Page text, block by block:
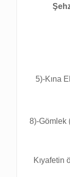
5)-Kına
8)-Gömlek
Kıyafetin